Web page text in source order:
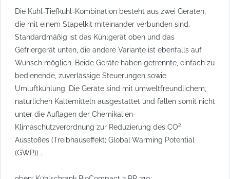
Die Kühl-Tiefkühl-Kombination besteht aus zwei Geräten,
die mit einem Stapelkit miteinander verbunden sind.
Standardmäßig ist das Kühlgerät oben und das
Gefriergerät unten, die andere Variante ist ebenfalls auf
Wunsch möglich. Beide Geräte haben getrennte, einfach zu
bedienende, zuverlässige Steuerungen sowie
Umluftkühlung. Die Geräte sind mit umweltfreundlichem,
natürlichen Kältemitteln ausgestattet und fallen somit nicht
unter die Auflagen der Chemikalien-
Klimaschutzverordnung zur Reduzierung des CO²
Ausstoßes (Treibhauseffekt; Global Warming Potential
(GWP)) .